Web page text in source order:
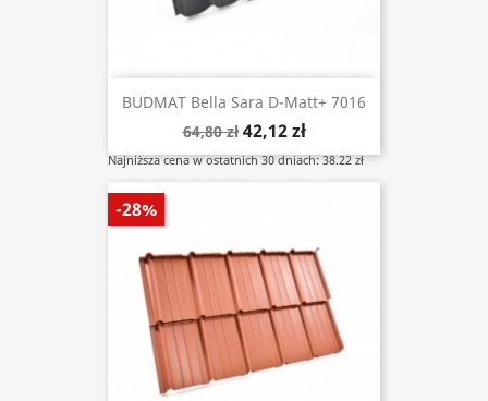
BUDMAT Bella Sara D-Matt+ 7016
64,80 zł 42,12 zł
Najniższa cena w ostatnich 30 dniach: 38.22 zł
-28%